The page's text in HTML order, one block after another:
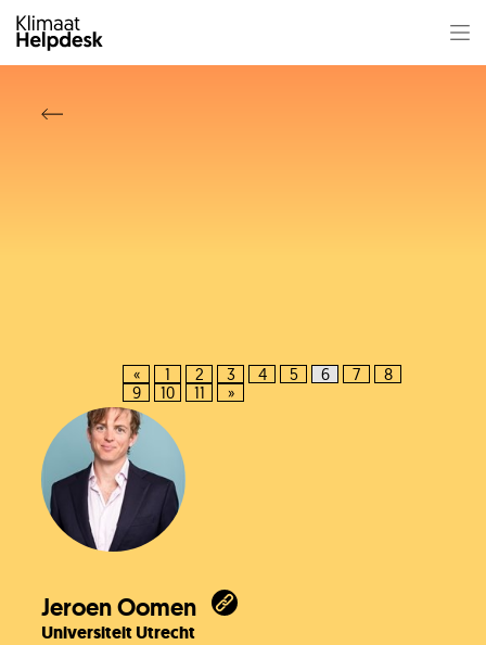
« 1 2 3 4 5 6 7
8
9
10 11 »
Jeroen Oomen
Universiteit Utrecht